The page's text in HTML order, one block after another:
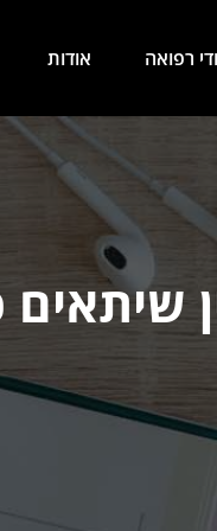
רפואה אודות
שיתאים